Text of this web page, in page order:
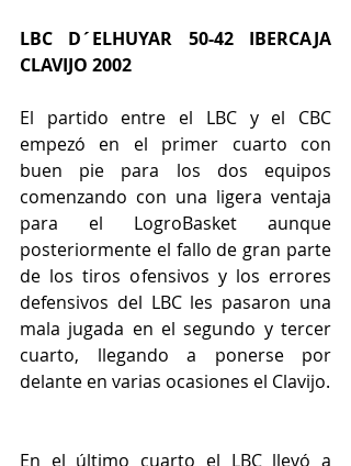
LBC D´ELHUYAR 50-42 IBERCAJA
CLAVIJO 2002
El partido entre el LBC y el CBC
empezó en el primer cuarto con
buen pie para los dos equipos
comenzando con una ligera ventaja
para el LogroBasket aunque
posteriormente el fallo de gran parte
de los tiros ofensivos y los errores
defensivos del LBC les pasaron una
mala jugada en el segundo y tercer
cuarto, llegando a ponerse por
En el último cuarto el LBC llevó a